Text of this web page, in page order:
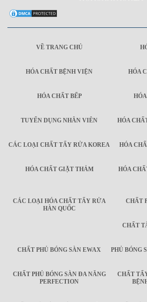
VỀ TRANG CHỦ
HÓA CHẤT BỆNH VIỆN HÓA
HÓA CHẤT BẾP
TUYỂN DỤNG NHÂN VIÊN HÓA
CÁC LOẠI CHẤT TẨY RỬA KOREA HÓA
HÓA CHẤT GIẶT THẢM
HÓA
CÁC LOẠI HÓA CHẤT TẨY RỬA
HÀN QUỐC
CHẤT
CHẤT
CHẤT PHỦ BÓNG SÀN EWAX PHỦ BÓNG
CHẤT PHỦ BÓNG SÀN ĐA NĂNG
PERFECTION
CHẤT